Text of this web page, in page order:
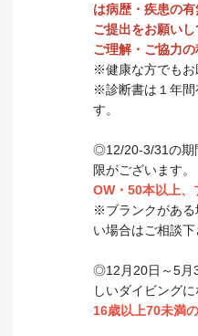
は病歴・疾患の
ご提出をお願いし
ご理解・ご協力の
※健康な方でもお
※診断書は１年間
す。
◎12/20-3/31の期
限がございます。
OW・50本以上、
※ブランクがある
い場合はご相談下
◎12月20日～5月
しいダイビング
16歳以上70未満